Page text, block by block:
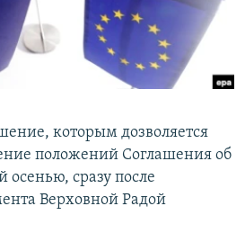
которым дозволяется
положений Соглашения об
осенью, сразу после
Верховной Радой